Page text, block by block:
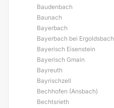
Baudenbach
Baunach
Bayerbach
Bayerbach bei Ergoldsbach
Bayerisch Eisenstein
Bayerisch Gmain
Bayreuth
Bayrischzell
Bechhofen (Ansbach)
Bechtsrieth